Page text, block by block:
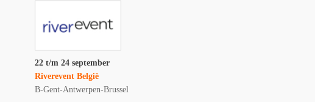
22 t/m 24 september
Riverevent België
B-Gent-Antwerpen-Brussel